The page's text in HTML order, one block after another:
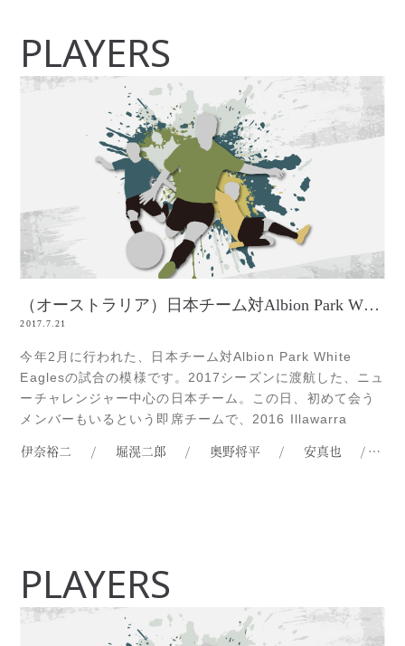
PLAYERS
（オーストラリア）日本チーム対Albion Park White Eagles（サッカー）
2017.7.21
今年2月に行われた、日本チーム対Albion Park White
Eaglesの試合の模様です。2017シーズンに渡航した、ニュ
ーチャレンジャー中心の日本チーム。この日、初めて会う
メンバーもいるという即席チームで、2016 Illawarra
みました。シドニー渡航前に、J2に所属するロアッソ熊本
伊奈裕二 / 堀滉二郎 / 奥野将平 / 安真也 /
PLAYERS